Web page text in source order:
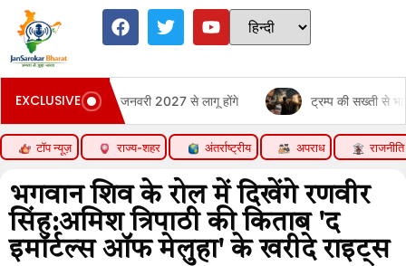
EXCLUSIVE
किया, 1 जनवरी 2027 से लागू होंगे ट्रम्प की सख्ती से भारतीय छात्रों
टॉप न्यूज़ राज्य-शहर अंतर्राष्ट्रीय अपराध राजनीति
भगवान शिव के रोल में दिखेंगे रणवीर
सिंह:अमिश त्रिपाठी की किताब 'द
इमॉर्टल्स ऑफ मेलुहा' के खरीदे राइट्स